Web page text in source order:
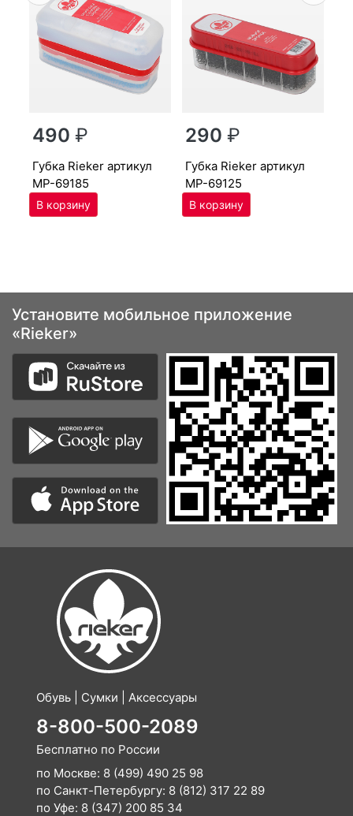
490₽
губ­ка Ri­eker артикул
MP-69185
290₽
губ­ка Ri­eker артикул
MP-69125
Установите мобильное приложение
«Rieker»
Обувь | Сумки | Аксессуары
8-800-500-2089
Бесплатно по России
по Москве: 8 (499) 490 25 98
по Санкт-Петербургу: 8 (812) 317 22 89
по Уфе: 8 (347) 200 85 34